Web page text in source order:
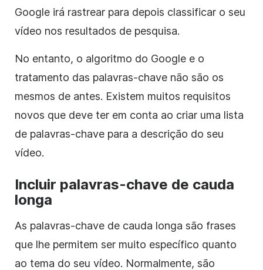
Google irá rastrear para depois classificar o seu
vídeo nos resultados de pesquisa.
No entanto, o algoritmo do Google e o
tratamento das palavras-chave não são os
mesmos de antes. Existem muitos requisitos
novos que deve ter em conta ao criar uma lista
de palavras-chave para a descrição do seu
vídeo.
Incluir palavras-chave de cauda
longa
As palavras-chave de cauda longa são frases
que lhe permitem ser muito específico quanto
ao tema do seu vídeo. Normalmente, são